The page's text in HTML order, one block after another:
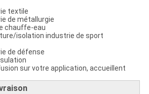
textile
de métallurgie
chauffe-eau
isolation industrie de sport
de défense
sur votre application, accueillent